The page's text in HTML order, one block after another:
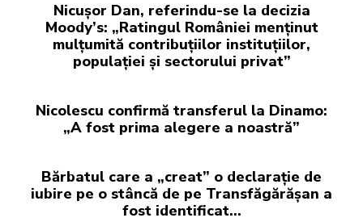
Nicușor Dan, referindu-se la decizia
Moody’s: „Ratingul României menținut
mulțumită contribuțiilor instituțiilor,
populației și sectorului privat”
Nicolescu confirmă transferul la Dinamo:
„A fost prima alegere a noastră”
Bărbatul care a „creat” o declarație de
iubire pe o stâncă de pe Transfăgărășan a
fost identificat…